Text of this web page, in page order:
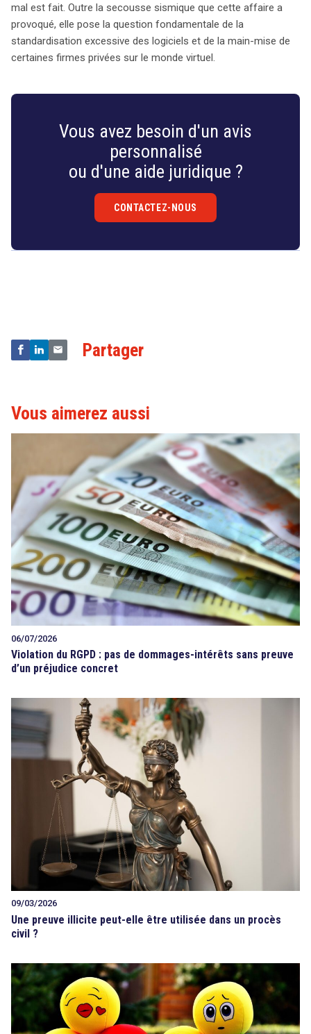
interrogations majeures sur la standardisation excessive
des logiciels et sur le pouvoir croissant des entreprises
privées dans le domaine numérique. Ce bug met en
lumière les enjeux de sécurité auxquels sont confrontés
accrue face aux failles potentielles dans les
mal est fait. Outre la secousse sismique que cette affaire a
provoqué, elle pose la question fondamentale de la
standardisation excessive des logiciels et de la main-mise de
certaines firmes privées sur le monde virtuel.
Vous avez besoin d'un avis
personnalisé
ou d'une aide juridique ?
CONTACTEZ-NOUS
Partager
Vous aimerez aussi
06/07/2026
Violation du RGPD : pas de dommages-intérêts sans preuve
d’un préjudice concret
09/03/2026
Une preuve illicite peut-elle être utilisée dans un procès
civil ?